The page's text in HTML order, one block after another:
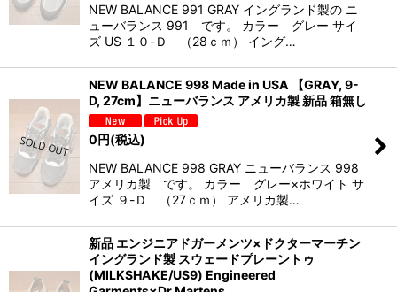
NEW BALANCE 991 GRAY イングランド製の ニ
ューバランス 991 です。 カラー グレー サイ
ズ US １０-Ｄ （28ｃｍ） イング…
NEW BALANCE 998 Made in USA 【GRAY, 9-
D, 27cm】ニューバランス アメリカ製 新品 箱無し
0円(税込)
NEW BALANCE 998 GRAY ニューバランス 998
アメリカ製 です。 カラー グレー×ホワイト サ
イズ ９-Ｄ （27ｃｍ） アメリカ製…
新品 エンジニアドガーメンツ×ドクターマーチン
イングランド製 スウェードプレーントゥ
(MILKSHAKE/US9) Engineered